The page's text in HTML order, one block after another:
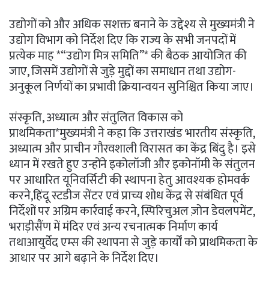
उद्योगों को और अधिक सशक्त बनाने के उद्देश्य से मुख्यमंत्री ने
उद्योग विभाग को निर्देश दिए कि राज्य के सभी जनपदों में
प्रत्येक माह *“उद्योग मित्र समिति”* की बैठक आयोजित की
जाए, जिसमें उद्योगों से जुड़े मुद्दों का समाधान तथा उद्योग-
अनुकूल निर्णयों का प्रभावी क्रियान्वयन सुनिश्चित किया जाए।
संस्कृति, अध्यात्म और संतुलित विकास को
प्राथमिकता*मुख्यमंत्री ने कहा कि उत्तराखंड भारतीय संस्कृति,
अध्यात्म और प्राचीन गौरवशाली विरासत का केंद्र बिंदु है। इसे
ध्यान में रखते हुए उन्होंने इकोलॉजी और इकोनॉमी के संतुलन
पर आधारित यूनिवर्सिटी की स्थापना हेतु आवश्यक होमवर्क
करने,हिंदू स्टडीज सेंटर एवं प्राच्य शोध केंद्र से संबंधित पूर्व
निर्देशों पर अग्रिम कार्रवाई करने, स्पिरिचुअल ज़ोन डेवलपमेंट,
भराड़ीसैंण में मंदिर एवं अन्य रचनात्मक निर्माण कार्य
तथाआयुर्वेद एम्स की स्थापना से जुड़े कार्यों को प्राथमिकता के
आधार पर आगे बढ़ाने के निर्देश दिए।